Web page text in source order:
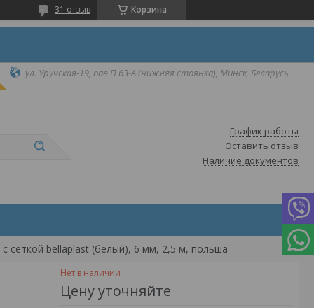
Корзина
31 отзыв
ул. Уручская-19, пав П 63-А (нижняя стоянка), Минск, Беларусь
График работы
Оставить отзыв
Наличие документов
сеткой bellaplast (белый), 6 мм, 2,5 м, польша
Нет в наличии
Цену уточняйте